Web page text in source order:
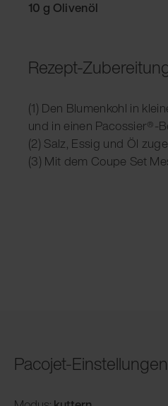
10 g Olivenöl
Rezept-
(1) Den Blumenkohl in
und in einen Pacossier®-
(2) Salz, Essig und Öl
(3) Mit dem Coupe Set
Pacojet-Einstellungen